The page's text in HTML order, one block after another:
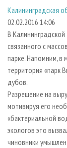
СУШКА
ЦБП
ПЕРСОНЫ
МОБИЛЬНЫЕ
RUSSIAN
ГАЗЕТА
БИБЛИОТЕКА
КОНТАКТЫ
РЕКЛАМА
РЕКЛАМА НА
Калининградская
02.02.2016 14:06
В Калининградской
связанного с
парке. Напомним, в
территория «парк
дубов.
Разрешение на
мотивируя его
«бактериальной
экологов это
чиновники